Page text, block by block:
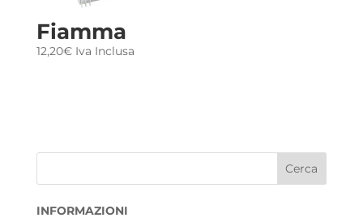
Fiamma
12,20€ Iva Inclusa
INFORMAZIONI